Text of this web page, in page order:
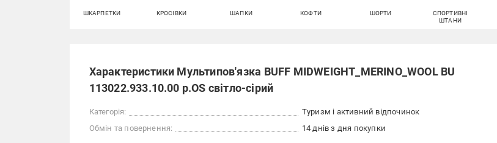
ШКАРПЕТКИ КРОСІВКИ ШАПКИ КОФТИ ШОРТИ
СПОРТИВНІ
ШТАНИ
Характеристики Мультипов'язка BUFF MIDWEIGHT_MERINO_WOOL BU
113022.933.10.00 р.OS світло-сірий
Категорія:
Туризм і активний відпочинок
Обмін та повернення:
14 днів з дня покупки